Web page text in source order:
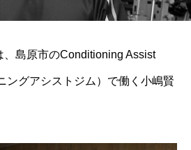
島原市のConditioning Assist
ングアシストジム）で働く小嶋賢